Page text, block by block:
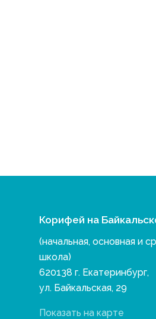
Корифей на
(начальная, основная и
школа)
620138 г. Екатеринбург,
ул. Байкальская, 29
Показать на карте